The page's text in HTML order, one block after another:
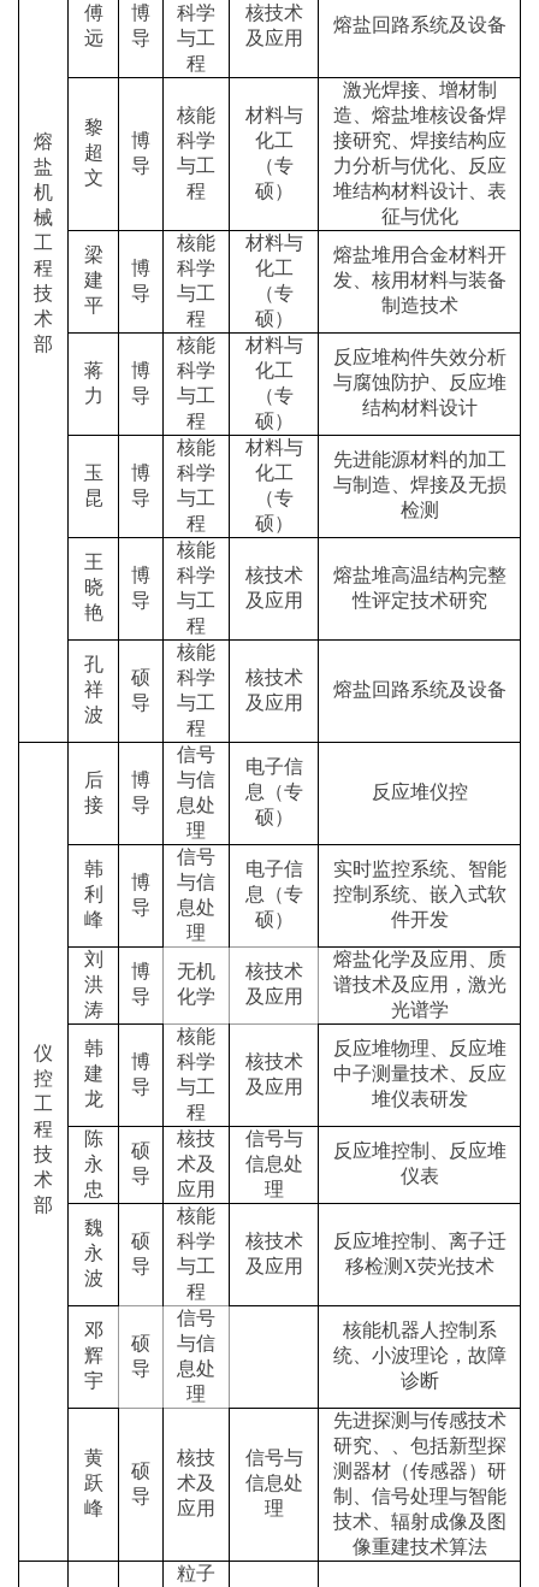
熔
盐
机
械
工
程
技
术
部
傅
远
博
导
科学
与工
程
核技术
及应用
熔盐回路系统及设备
黎
超
文
博
导
核能
科学
与工
程
材料与
化工
（专
硕）
激光焊接、增材制
造、熔盐堆核设备焊
接研究、焊接结构应
力分析与优化、反应
堆结构材料设计、表
征与优化
梁
建
平
博
导
核能
科学
与工
程
材料与
化工
（专
硕）
熔盐堆用合金材料开
发、核用材料与装备
制造技术
蒋
力
博
导
核能
科学
与工
程
材料与
化工
（专
硕）
反应堆构件失效分析
与腐蚀防护、反应堆
结构材料设计
玉
昆
博
导
核能
科学
与工
程
材料与
化工
（专
硕）
先进能源材料的加工
与制造、焊接及无损
检测
王
晓
艳
博
导
核能
科学
与工
程
核技术
及应用
熔盐堆高温结构完整
性评定技术研究
孔
祥
波
硕
导
核能
科学
与工
程
核技术
及应用
熔盐回路系统及设备
仪
控
工
程
技
术
部
后
接
博
导
信号
与信
息处
理
电子信
息（专
硕）
反应堆仪控
韩
利
峰
博
导
信号
与信
息处
理
电子信
息（专
硕）
实时监控系统、智能
控制系统、嵌入式软
件开发
刘
洪
涛
博
导
无机
化学
核技术
及应用
熔盐化学及应用、质
谱技术及应用，激光
光谱学
韩
建
龙
博
导
核能
科学
与工
程
核技术
及应用
反应堆物理、反应堆
中子测量技术、反应
堆仪表研发
陈
永
忠
硕
导
核技
术及
应用
信号与
信息处
理
反应堆控制、反应堆
仪表
魏
永
波
硕
导
核能
科学
与工
程
核技术
及应用
反应堆控制、离子迁
移检测 X荧光技术
邓
辉
宇
硕
导
信号
与信
息处
理
核能机器人控制系
统、小波理论，故障
诊断
黄
跃
峰
硕
导
核技
术及
应用
信号与
信息处
理
先进探测与传感技术
研究、、包括新型探
测器材（传感器）研
制、信号处理与智能
技术、辐射成像及图
像重建技术算法
粒子